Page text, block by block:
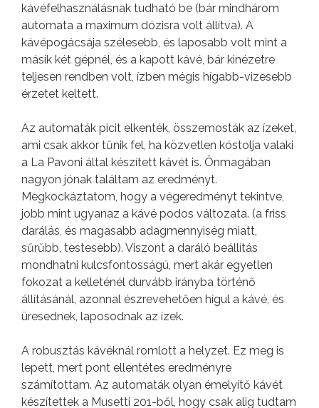
kávéfelhasználásnak tudható be (bár mindhárom
automata a maximum dózisra volt állítva). A
kávépogácsája szélesebb, és laposabb volt mint a
másik két gépnél, és a kapott kávé, bár kinézetre
teljesen rendben volt, ízben mégis hígabb-vizesebb
érzetet keltett.
Az automaták picit elkenték, összemosták az ízeket,
ami csak akkor tűnik fel, ha közvetlen kóstolja valaki
a La Pavoni által készített kávét is. Önmagában
nagyon jónak találtam az eredményt.
Megkockáztatom, hogy a végeredményt tekintve,
jobb mint ugyanaz a kávé podos változata. (a friss
darálás, és magasabb adagmennyiség miatt,
sűrűbb, testesebb). Viszont a daráló beállítás
mondhatni kulcsfontosságú, mert akár egyetlen
fokozat a kelleténél durvább irányba történő
állításánál, azonnal észrevehetően hígul a kávé, és
üresednek, laposodnak az ízek.
A robusztás kávéknál romlott a helyzet. Ez meg is
lepett, mert pont ellentétes eredményre
számítottam. Az automaták olyan émelyítő kávét
készítettek a Musetti 201-ből, hogy csak alig tudtam